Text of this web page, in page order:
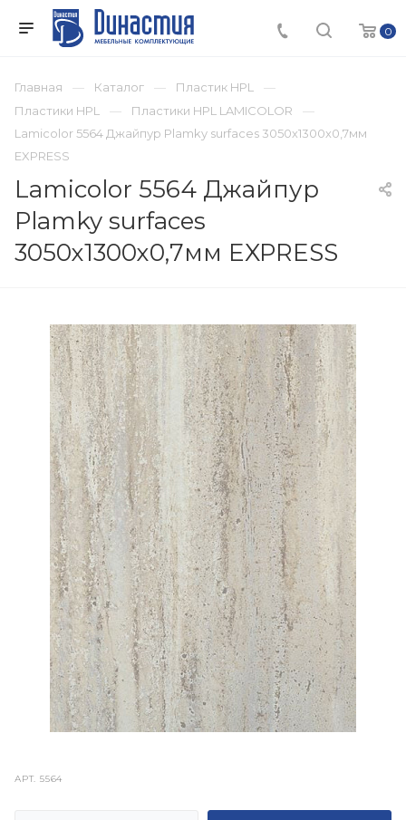
0
Главная Каталог
Пластик HPL
Пластики HPL
Пластики HPL LAMICOLOR
Lamicolor 5564 Джайпур Plamky surfaces 3050х1300х0,7мм
EXPRESS
Lamicolor 5564 Джайпур
Plamky surfaces
3050х1300х0,7мм EXPRESS
АРТ.5564